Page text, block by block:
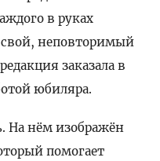
в руках
неповторимый
заказала в
юбиляра.
На нём изображён
помогает